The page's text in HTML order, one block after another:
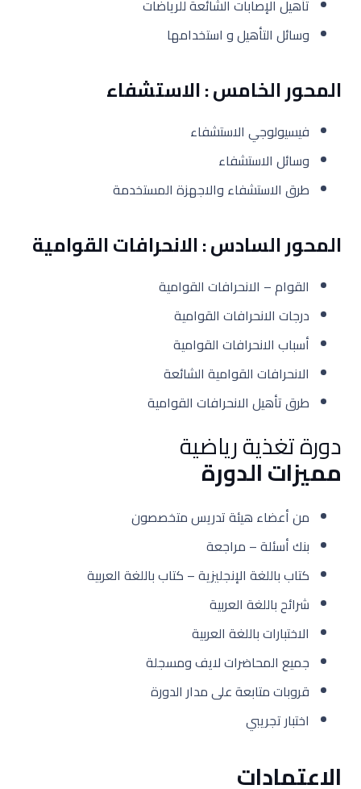
تأهيل اﻹصابات الشائعة للرياضات
وسائل التأهيل و استخدامها
المحور الخامس : اﻻستشفاء
فيسيولوجي اﻻستشفاء
وسائل اﻻستشفاء
طرق اﻻستشفاء واﻻجهزة المستخدمة
المحور السادس :اﻻنحرافات القوامية
القوام – اﻻنحرافات القوامية
درجات اﻻنحرافات القوامية
أسباب اﻻنحرافات القوامية
اﻻنحرافات القوامية الشائعة
طرق تأهيل اﻻنحرافات القوامية
دورة تغذية رياضية
مميزات الدورة
من أعضاء هيئة تدريس متخصصون
بنك أسئلة – مراجعة
كتاب باللغة الإنجليزية – كتاب باللغة العربية
شرائح باللغة العربية
الاختبارات باللغة العربية
جميع المحاضرات لايف ومسجلة
قروبات متابعة على مدار الدورة
اختبار تجريبي
الاعتمادات